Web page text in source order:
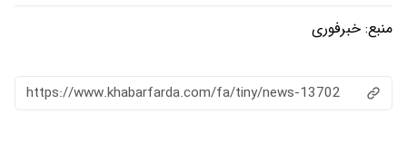
منبع: خبرفوری
https://www.khabarfarda.com/fa/tiny/news-13702